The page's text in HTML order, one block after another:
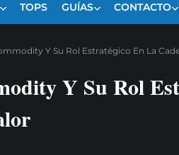
TOPS GUÍAS CONTACTO
Y Su Rol Estratégico En La
Y Su Rol